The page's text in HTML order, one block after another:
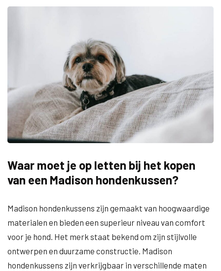
Waar moet je op letten bij het kopen
van een Madison hondenkussen?
Madison hondenkussens zijn gemaakt van hoogwaardige
materialen en bieden een superieur niveau van comfort
voor je hond. Het merk staat bekend om zijn stijlvolle
ontwerpen en duurzame constructie. Madison
hondenkussens zijn verkrijgbaar in verschillende maten